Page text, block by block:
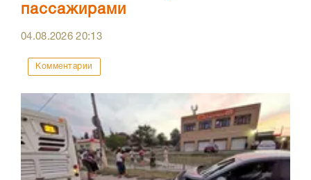
пассажирами
04.08.202620:13
Комментарии